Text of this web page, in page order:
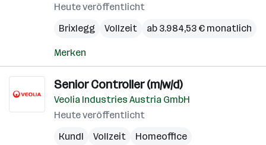
Heute veröffentlicht
Brixlegg
Vollzeit ab 3.984,53 € monatlich
Merken
Senior Controller (m/w/d)
Veolia Industries Austria GmbH
Heute veröffentlicht
Kundl
Vollzeit
Homeoffice